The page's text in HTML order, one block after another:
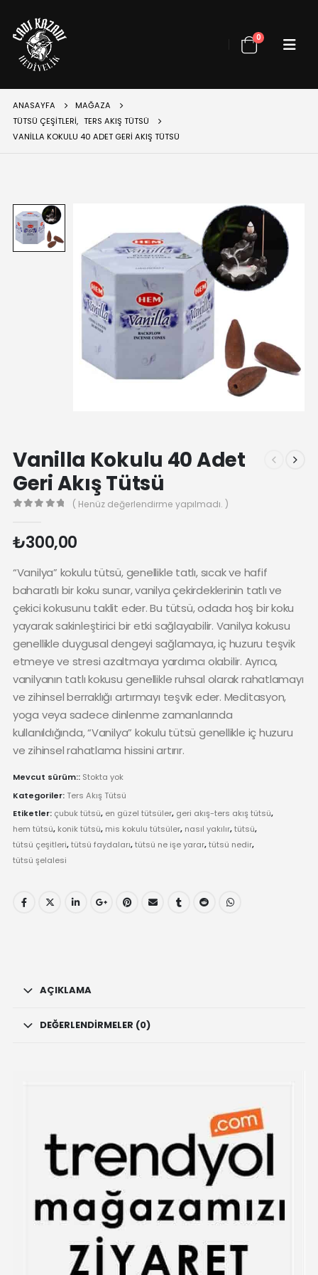
0
ANASAYFA
MAĞAZA
TÜTSÜ ÇEŞITLERI, TERS AKIŞ TÜTSÜ
VANILLA KOKULU 40 ADET GERI AKIŞ TÜTSÜ
Vanilla Kokulu 40 Adet
Geri Akış Tütsü
( Henüz değerlendirme yapılmadı. )
₺300,00
“Vanilya” kokulu tütsü, genellikle tatlı, sıcak ve hafif
baharatlı bir koku sunar, vanilya çekirdeklerinin tatlı ve
çekici kokusunu taklit eder. Bu tütsü, odada hoş bir koku
yayarak sakinleştirici bir etki sağlayabilir. Vanilya kokusu
genellikle duygusal dengeyi sağlamaya, iç huzuru teşvik
etmeye ve stresi azaltmaya yardımcı olabilir. Ayrıca,
vanilyanın tatlı kokusu genellikle ruhsal olarak rahatlamayı
ve zihinsel berraklığı artırmayı teşvik eder. Meditasyon,
yoga veya sadece dinlenme zamanlarında
kullanıldığında, “Vanilya” kokulu tütsü genellikle iç huzuru
ve zihinsel rahatlama hissini artırır.
Mevcut sürüm:: Stokta yok
Kategoriler:Ters Akış Tütsü
Etiketler: çubuk tütsü, en güzel tütsüler, geri akış-ters akış tütsü,
hem tütsü, konik tütsü, mis kokulu tütsüler, nasıl yakılır,tütsü,
tütsü çeşitleri,tütsü faydaları,tütsü ne işe yarar,tütsü nedir,
tütsü şelalesi
AÇIKLAMA
DEĞERLENDIRMELER (0)